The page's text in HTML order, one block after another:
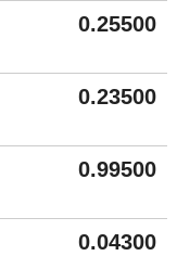
0.25500
0.23500
0.99500
0.04300